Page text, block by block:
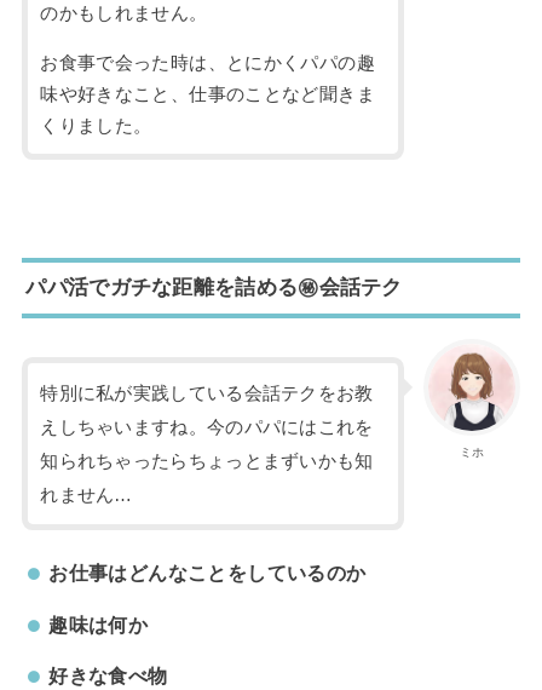
のかもしれません。
お食事で会った時は、とにかくパパの趣
味や好きなこと、仕事のことなど聞きま
くりました。
パパ活でガチな距離を詰める㊙会話テク
ミホ
特別に私が実践している会話テクをお教
えしちゃいますね。今のパパにはこれを
知られちゃったらちょっとまずいかも知
れません…
お仕事はどんなことをしているのか
趣味は何か
好きな食べ物